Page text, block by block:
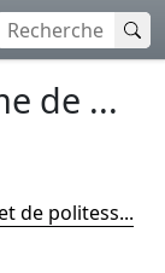
de ...
de politess...